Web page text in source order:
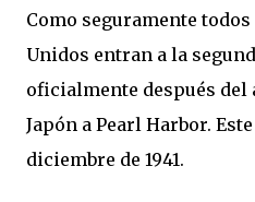
Como seguramente todos
Unidos entran a la
oficialmente después del
Japón a Pearl Harbor.
diciembre de 1941.